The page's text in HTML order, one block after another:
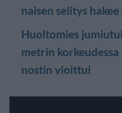
naisen selitys
Huoltomies
metrin
nostin vioittui